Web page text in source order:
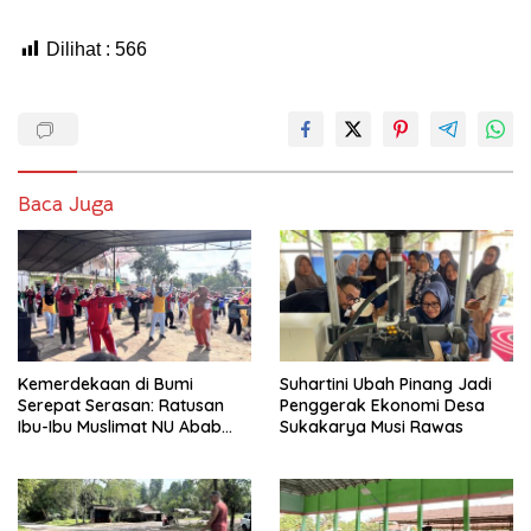
Dilihat : 566
Baca Juga
Kemerdekaan di Bumi
Serepat Serasan: Ratusan
Ibu-Ibu Muslimat NU Abab
Indonesia
Suhartini Ubah Pinang Jadi
Penggerak Ekonomi Desa
Sukakarya Musi Rawas